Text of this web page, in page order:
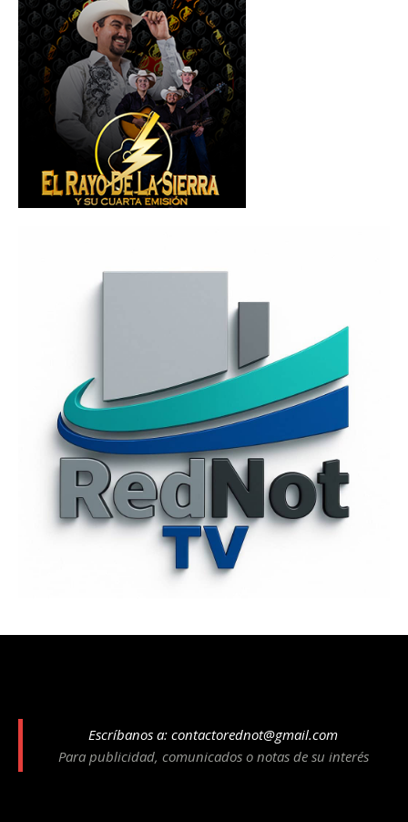
Escríbanos a: contactorednot@gmail.com
Para publicidad, comunicados o notas de su interés